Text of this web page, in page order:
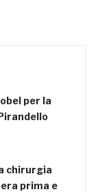
per la
chirurgia
prima e